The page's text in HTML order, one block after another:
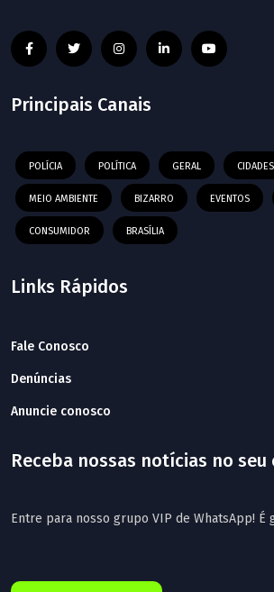
Principais Canais
POLÍCIA POLÍTICA GERAL CIDADES
MEIO AMBIENTE BIZARRO EVENTOS
CONSUMIDOR BRASÍLIA
Links Rápidos
Fale Conosco
Denúncias
Anuncie conosco
Receba nossas notícias no seu
Entre para nosso grupo VIP de WhatsApp! É